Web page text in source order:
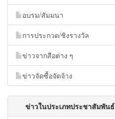
อบรม/สัมมนา
การประกวด/ชิงรางวัล
ข่าวจากสือต่าง ๆ
ข่าวจัดซื้อจัดจ้าง
ข่าวในประเภทประชาสัมพันธ์